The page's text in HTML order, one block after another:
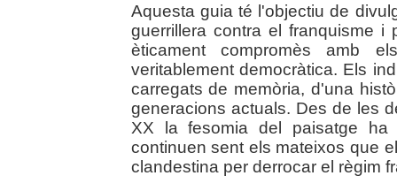
Aquesta guia té l'objectiu de
guerrillera contra el franquisme i
èticament compromès amb
veritablement democràtica. Els
carregats de memòria, d'una
generacions actuals. Des de les
XX la fesomia del paisatge
continuen sent els mateixos que
clandestina per derrocar el règim